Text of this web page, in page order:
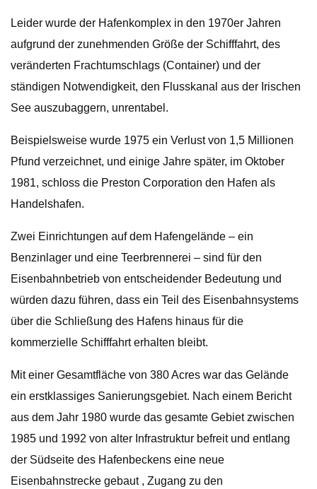
Leider wurde der Hafenkomplex in den 1970er Jahren
aufgrund der zunehmenden Größe der Schifffahrt, des
veränderten Frachtumschlags (Container) und der
ständigen Notwendigkeit, den Flusskanal aus der Irischen
See auszubaggern, unrentabel.
Beispielsweise wurde 1975 ein Verlust von 1,5 Millionen
Pfund verzeichnet, und einige Jahre später, im Oktober
1981, schloss die Preston Corporation den Hafen als
Handelshafen.
Zwei Einrichtungen auf dem Hafengelände – ein
Benzinlager und eine Teerbrennerei – sind für den
Eisenbahnbetrieb von entscheidender Bedeutung und
würden dazu führen, dass ein Teil des Eisenbahnsystems
über die Schließung des Hafens hinaus für die
kommerzielle Schifffahrt erhalten bleibt.
Mit einer Gesamtfläche von 380 Acres war das Gelände
ein erstklassiges Sanierungsgebiet. Nach einem Bericht
aus dem Jahr 1980 wurde das gesamte Gebiet zwischen
1985 und 1992 von alter Infrastruktur befreit und entlang
der Südseite des Hafenbeckens eine neue
Eisenbahnstrecke gebaut , Zugang zu den